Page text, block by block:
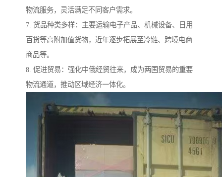
物流服务，灵活满足不同客户需求。
7. 货品种类多样：主要运输电子产品、机械设备、日用
百货等高附加值货物，近年逐步拓展至冷链、跨境电商
商品等。
8. 促进贸易：强化中俄经贸往来，成为两国贸易的重要
物流通道，推动区域经济一体化。